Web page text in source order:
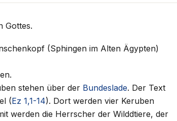
Gottes.
(Sphingen im Alten Ägypten)
stehen über der Bundeslade. Der Text
(Ez 1,1-14). Dort werden vier Keruben
werden die Herrscher der Wilddtiere, der